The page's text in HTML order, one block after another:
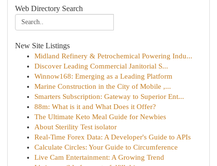
Web Directory Search
New Site Listings
Midland Refinery & Petrochemical Powering Indu...
Discover Leading Commercial Janitorial S...
Winnow168: Emerging as a Leading Platform
Marine Construction in the City of Mobile ,...
Smarters Subscription: Gateway to Superior Ent...
88m: What is it and What Does it Offer?
The Ultimate Keto Meal Guide for Newbies
About Sterility Test isolator
Real-Time Forex Data: A Developer's Guide to APIs
Calculate Circles: Your Guide to Circumference
Live Cam Entertainment: A Growing Trend